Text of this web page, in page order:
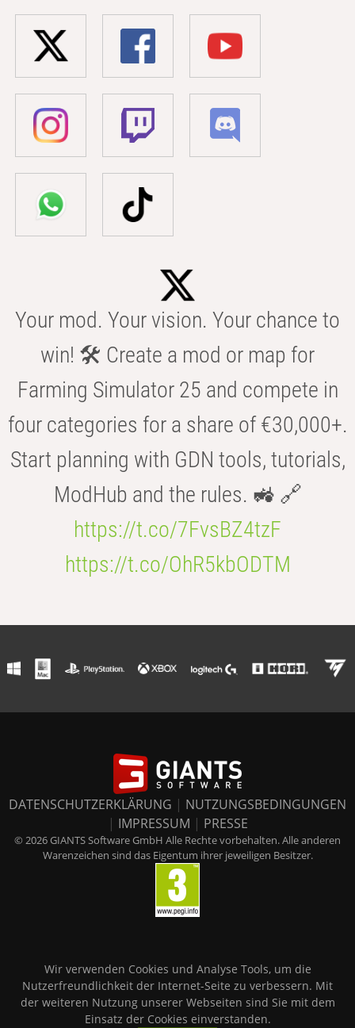
Your mod. Your vision. Your chance to
win! 🛠️ Create a mod or map for
Farming Simulator 25 and compete in
four categories for a share of €30,000+.
Start planning with GDN tools, tutorials,
ModHub and the rules. 🚜 🔗
https://t.co/7FvsBZ4tzF
https://t.co/OhR5kbODTM
DATENSCHUTZERKLÄRUNG | NUTZUNGSBEDINGUNGEN
| IMPRESSUM | PRESSE
© 2026 GIANTS Software GmbH Alle Rechte vorbehalten. Alle anderen
Warenzeichen sind das Eigentum ihrer jeweiligen Besitzer.
Wir verwenden Cookies und Analyse Tools, um die
Nutzerfreundlichkeit der Internet-Seite zu verbessern. Mit
der weiteren Nutzung unserer Webseiten sind Sie mit dem
Einsatz der Cookies einverstanden.